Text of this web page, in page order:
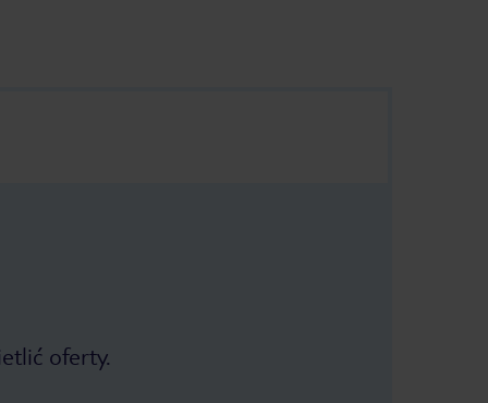
oferty.